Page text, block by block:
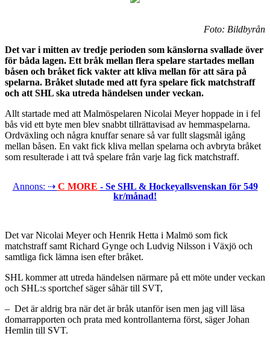
Foto: Bildbyrån
Det var i mitten av tredje perioden som känslorna svallade över
för båda lagen. Ett bråk mellan flera spelare startades mellan
båsen och bråket fick vakter att kliva mellan för att sära på
spelarna. Bråket slutade med att fyra spelare fick matchstraff
och att SHL ska utreda händelsen under veckan.
Allt startade med att Malmöspelaren Nicolai Meyer hoppade in i fel
bås vid ett byte men blev snabbt tillrättavisad av hemmaspelarna.
Ordväxling och några knuffar senare så var fullt slagsmål igång
mellan båsen. En vakt fick kliva mellan spelarna och avbryta bråket
som resulterade i att två spelare från varje lag fick matchstraff.
Annons: ⇢ C MORE - Se SHL & Hockeyallsvenskan för 549
kr/månad!
Det var Nicolai Meyer och Henrik Hetta i Malmö som fick
matchstraff samt Richard Gynge och Ludvig Nilsson i Växjö och
samtliga fick lämna isen efter bråket.
SHL kommer att utreda händelsen närmare på ett möte under veckan
och SHL:s sportchef säger såhär till SVT,
– Det är aldrig bra när det är bråk utanför isen men jag vill läsa
domarrapporten och prata med kontrollanterna först, säger Johan
Hemlin till SVT.